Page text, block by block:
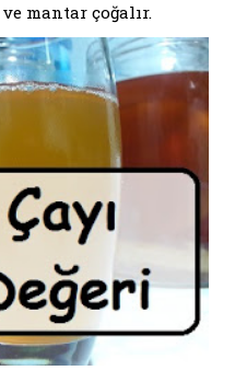
mantar çoğalır.